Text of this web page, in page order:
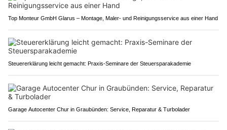
Top Monteur GmbH Glarus – Montage, Maler- und Reinigungsservice aus einer Hand
Steuererklärung leicht gemacht: Praxis-Seminare der Steuersparakademie
Garage Autocenter Chur in Graubünden: Service, Reparatur & Turbolader